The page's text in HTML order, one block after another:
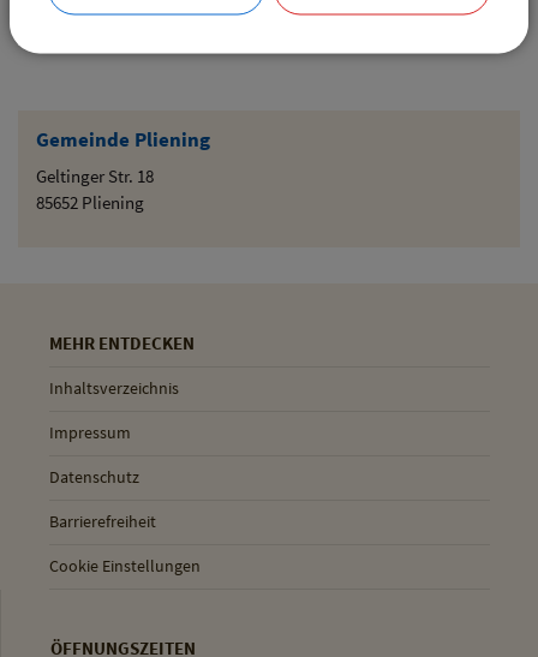
Gemeinde Pliening
Geltinger Str. 18
85652 Pliening
MEHR ENTDECKEN
Inhaltsverzeichnis
Impressum
Datenschutz
Barrierefreiheit
Cookie Einstellungen
ÖFFNUNGSZEITEN